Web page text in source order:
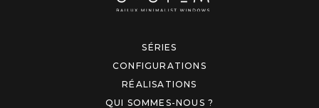
SÉRIES
CONFIGURATIONS
RÉALISATIONS
QUI SOMMES-NOUS ?